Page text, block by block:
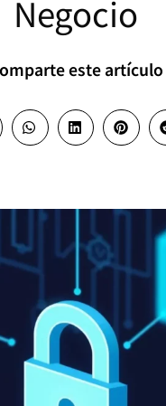
Negocio
este artículo